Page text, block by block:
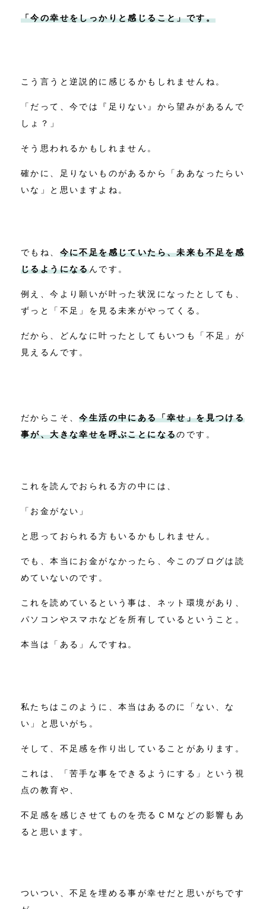
「今の幸せをしっかりと感じること」です。
こう言うと逆説的に感じるかもしれませんね。
「だって、今では『足りない』から望みがあるんで
しょ？」
そう思われるかもしれません。
確かに、足りないものがあるから「ああなったらい
いな」と思いますよね。
でもね、 今に不足を感じていたら、未来も不足を感
じるようになるんです。
例え、今より願いが叶った状況になったとしても、
ずっと「不足」を見る未来がやってくる。
だから、どんなに叶ったとしてもいつも「不足」が
見えるんです。
だからこそ、今生活の中にある「幸せ」を見つける
事が、大きな幸せを呼ぶことになるのです。
これを読んでおられる方の中には、
「お金がない」
と思っておられる方もいるかもしれません。
でも、本当にお金がなかったら、今このブログは読
めていないのです。
これを読めているという事は、ネット環境があり、
パソコンやスマホなどを所有しているということ。
本当は「ある」んですね。
私たちはこのように、本当はあるのに「ない、な
い」と思いがち。
そして、不足感を作り出していることがあります。
これは、「苦手な事をできるようにする」という視
点の教育や、
不足感を感じさせてものを売るＣＭなどの影響もあ
ると思います。
ついつい、不足を埋める事が幸せだと思いがちです